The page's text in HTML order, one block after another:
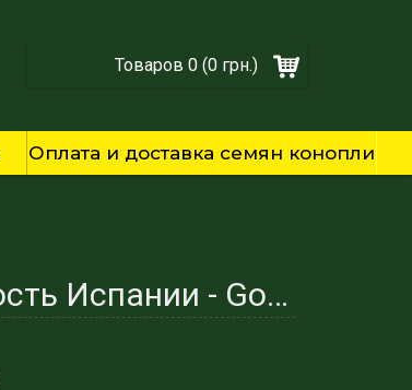
Товаров 0 (0 грн.)
Оплата и доставка семян конопли
Семена каннабиса fem Blue Mystic - Устойчивость и Надёжность Испании - Gold Seeds